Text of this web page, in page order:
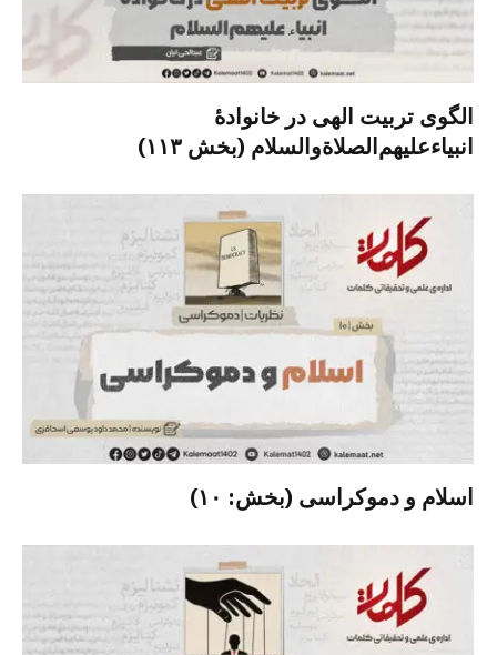
الگوی تربیت الهی در خانوادۀ
انبیاءعلیهم‌الصلاةو‌السلام (بخش ۱۱۳)
اسلام و دموکراسی (بخش: ۱۰)